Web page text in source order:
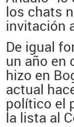
los chats
invitación
De igual
un año en
hizo en
actual
político el
la lista al